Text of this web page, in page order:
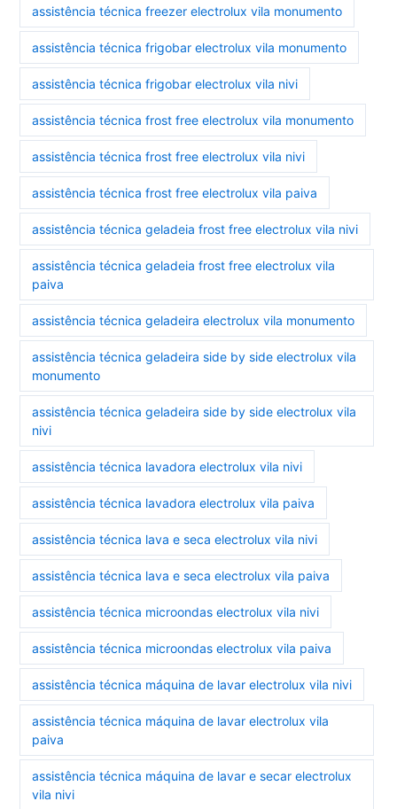
assistência técnica freezer electrolux vila monumento
assistência técnica frigobar electrolux vila monumento
assistência técnica frigobar electrolux vila nivi
assistência técnica frost free electrolux vila monumento
assistência técnica frost free electrolux vila nivi
assistência técnica frost free electrolux vila paiva
assistência técnica geladeia frost free electrolux vila nivi
assistência técnica geladeia frost free electrolux vila
paiva
assistência técnica geladeira electrolux vila monumento
assistência técnica geladeira side by side electrolux vila
monumento
assistência técnica geladeira side by side electrolux vila
nivi
assistência técnica lavadora electrolux vila nivi
assistência técnica lavadora electrolux vila paiva
assistência técnica lava e seca electrolux vila nivi
assistência técnica lava e seca electrolux vila paiva
assistência técnica microondas electrolux vila nivi
assistência técnica microondas electrolux vila paiva
assistência técnica máquina de lavar electrolux vila nivi
assistência técnica máquina de lavar electrolux vila
paiva
assistência técnica máquina de lavar e secar electrolux
vila nivi